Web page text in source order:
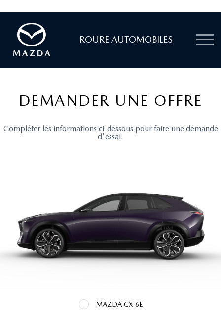
ROURE AUTOMOBILES
DEMANDER UNE OFFRE
Compléter les informations ci-dessous pour faire une demande
d'essai.
MAZDA CX-6E